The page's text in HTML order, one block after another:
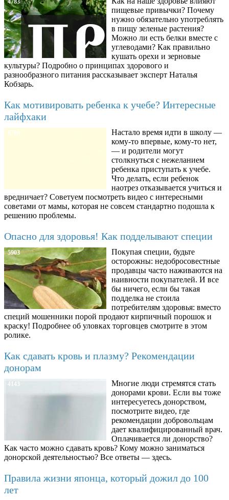
4783
пищевые привычки? Почему
нужно обязательно употреблять
в пищу зеленые растения?
Можно ли есть белки вместе с
углеводами? Как правильно
кушать орехи и зерновые
культуры? Подробно о принципах здорового и
разнообразного питания рассказывает эксперт Наталья
Кобзарь.
Как мотивировать ребенка к учебе? Интересные
лайфхаки
8780
Настало время идти в школу —
кому-то впервые, кому-то нет,
— и родители могут
столкнуться с нежеланием
ребенка приступать к учебе.
Что делать, если ребенок
наотрез отказывается учиться и
вредничает? Советуем посмотреть видео с интересными
советами от мамы, которая не совсем стандартно подошла к
решению проблемы.
Опасно для здоровья! Как подделывают специи
5903
Покупая специи, будьте
осторожны: недобросовестные
продавцы часто наживаются на
наивности покупателей. И все
бы ничего, если бы такая
подделка не стоила
потребителям здоровья: вместо
специй мошенники порой продают кирпичный порошок и
краску! Подробнее об уловках торговцев смотрите в этом
ролике.
Как сдавать кровь и плазму? Рекомендации
донорам
4143
Многие люди стремятся стать
донорами крови. Если вы тоже
интересуетесь донорством,
посмотрите видео, где
рекомендации добровольцам
дает квалифицированный врач.
Оплачивается ли донорство?
Как часто можно сдавать кровь? Кому можно заниматься
донорской деятельностью? Все ответы — здесь.
Правила жизни японца, который дожил до 100
лет